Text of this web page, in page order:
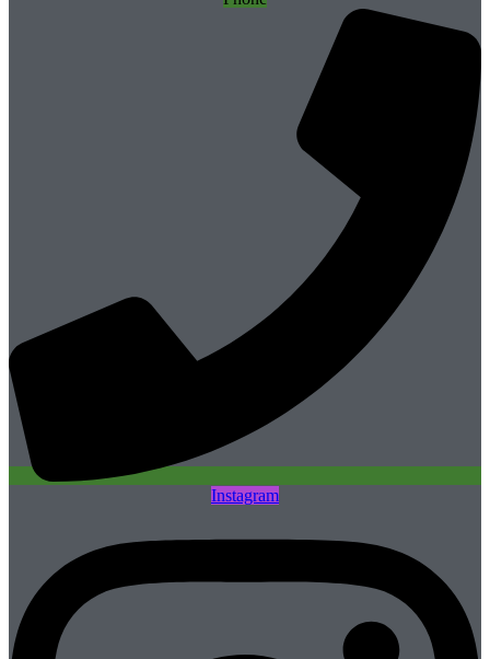
Instagram